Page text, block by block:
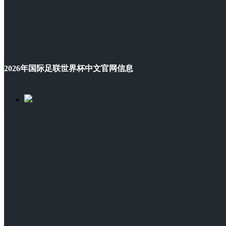
2026年国际足联世界杯中文官网信息